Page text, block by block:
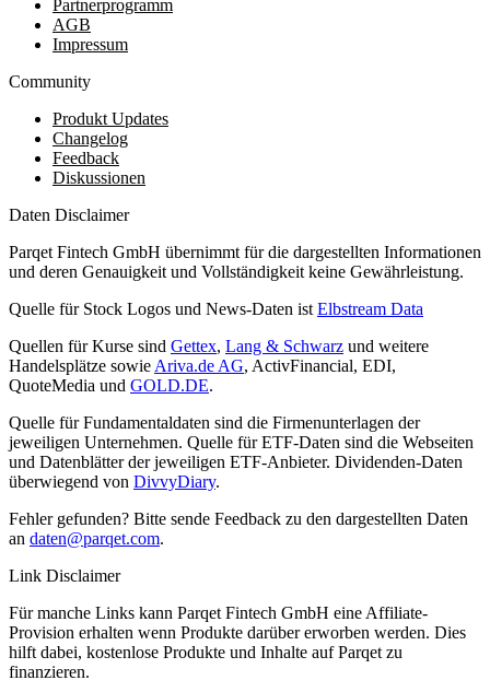
Partnerprogramm
AGB
Impressum
Community
Produkt Updates
Changelog
Feedback
Diskussionen
Daten Disclaimer
Parqet Fintech GmbH übernimmt für die dargestellten Informationen
und deren Genauigkeit und Vollständigkeit keine Gewährleistung.
Quelle für Stock Logos und News-Daten ist Elbstream Data
Quellen für Kurse sind Gettex, Lang & Schwarz und weitere
Handelsplätze sowie Ariva.de AG, ActivFinancial, EDI,
QuoteMedia und GOLD.DE.
Quelle für Fundamentaldaten sind die Firmenunterlagen der
jeweiligen Unternehmen. Quelle für ETF-Daten sind die Webseiten
und Datenblätter der jeweiligen ETF-Anbieter. Dividenden-Daten
überwiegend von DivvyDiary.
Fehler gefunden? Bitte sende Feedback zu den dargestellten Daten
an daten@parqet.com.
Link Disclaimer
Für manche Links kann Parqet Fintech GmbH eine Affiliate-
Provision erhalten wenn Produkte darüber erworben werden. Dies
hilft dabei, kostenlose Produkte und Inhalte auf Parqet zu
finanzieren.